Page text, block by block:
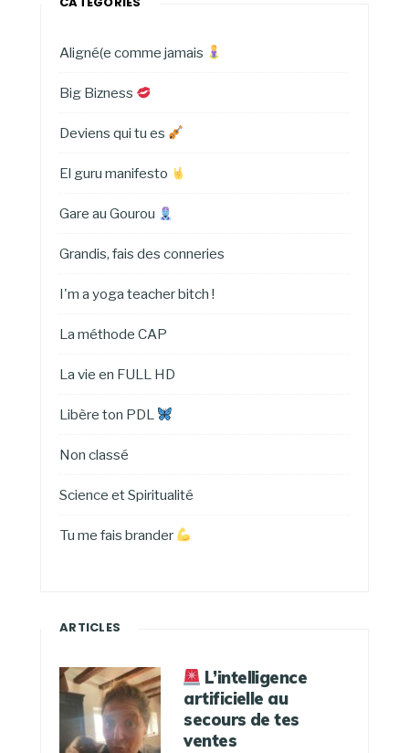
Aligné(e comme jamais
Big Bizness
Deviens qui tu es
El guru manifesto
Gare au Gourou
Grandis, fais des conneries
I'm a yoga teacher bitch !
La méthode CAP
La vie en FULL HD
Libère ton PDL
Non classé
Science et Spiritualité
Tu me fais brander
ARTICLES
L’intelligence
artificielle au
secours de tes
ventes